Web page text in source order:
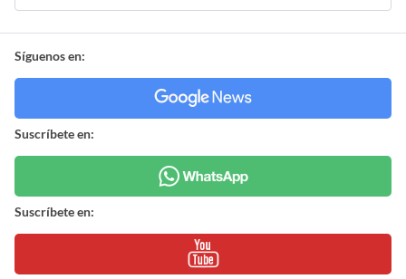
Síguenos en:
Suscríbete en:
Suscríbete en: